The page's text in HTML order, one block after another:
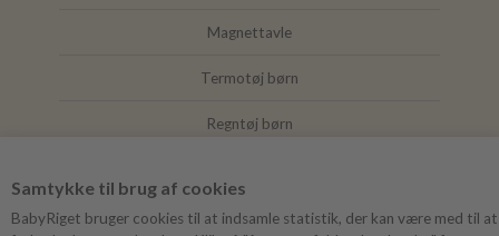
Samtykke til brug af cookies
BabyRiget bruger cookies til at indsamle statistik, der kan være med til at
Magnettavle
Termotøj børn
Regntøj børn
Mushie